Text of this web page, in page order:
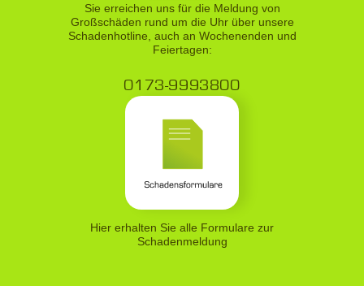
Sie erreichen uns für die Meldung von
Großschäden rund um die Uhr über unsere
Schadenhotline, auch an Wochenenden und
Feiertagen:
0173-9993800
Hier erhalten Sie alle Formulare zur
Schadenmeldung